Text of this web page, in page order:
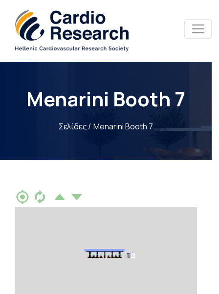
Menarini Booth 7
Σελίδες Menarini Booth 7